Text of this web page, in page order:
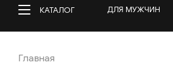
КАТАЛОГ ДЛЯ МУЖЧИН
Главная